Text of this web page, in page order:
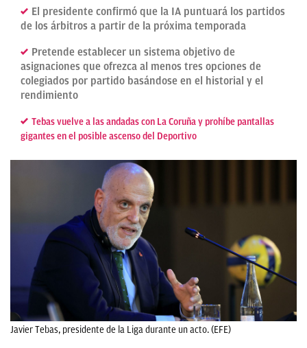
El presidente confirmó que la IA puntuará los partidos
de los árbitros a partir de la próxima temporada
Pretende establecer un sistema objetivo de
asignaciones que ofrezca al menos tres opciones de
colegiados por partido basándose en el historial y el
rendimiento
Tebas vuelve a las andadas con La Coruña y prohíbe pantallas
gigantes en el posible ascenso del Deportivo
Javier Tebas, presidente de la Liga durante un acto. (EFE)